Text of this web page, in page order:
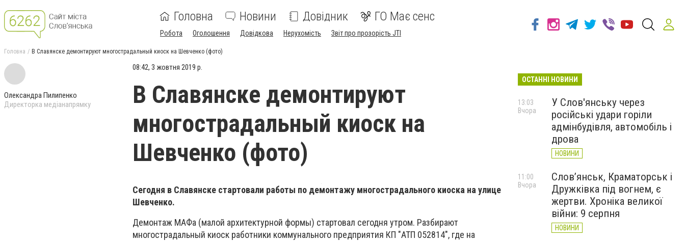
Головна Новини Довідник ГО Має сенс
Робота Оголошення Довідкова Нерухомість Звіт про прозорість JTI
Головна В Славянске демонтируют многострадальный киоск на Шевченко (фото)
Олександра Пилипенко
Директорка медіанапрямку
08:42, 3 жовтня 2019 р.
В Славянске демонтируют
многострадальный киоск на
Шевченко (фото)
Сегодня в Славянске стартовали работы по демонтажу многострадального киоска на улице
Шевченко.
Демонтаж МАФа (малой архитектурной формы) стартовал сегодня утром. Разбирают
многострадальный киоск работники коммунального предприятия КП "АТП 052814", где на
ОСТАННІ НОВИНИ
У Слов'янську через
російські удари горіли
адмінбудівля, автомобіль і
дрова
НОВИНИ
13:03
Вчора
Слов’янськ, Краматорськ і
Дружківка під вогнем, є
жертви. Хроніка великої
війни: 9 серпня
НОВИНИ
11:00
Вчора